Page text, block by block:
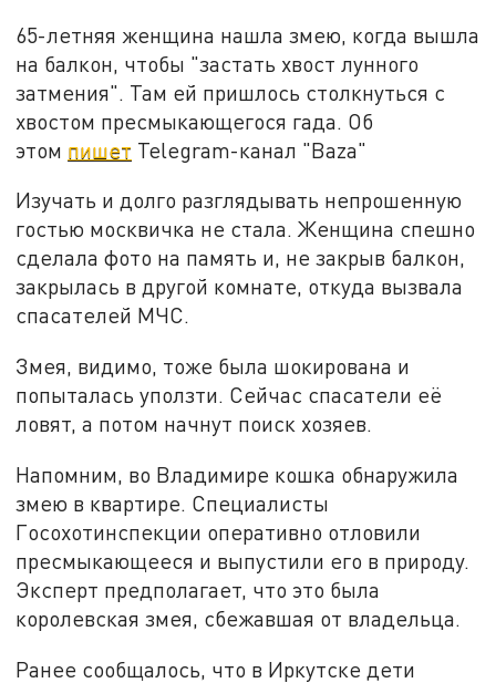
65-летняя женщина нашла змею, когда вышла
на балкон, чтобы "застать хвост лунного
затмения". Там ей пришлось столкнуться с
хвостом пресмыкающегося гада. Об
этом пишет Telegram-канал "Baza"
Изучать и долго разглядывать непрошенную
гостью москвичка не стала. Женщина спешно
сделала фото на память и, не закрыв балкон,
закрылась в другой комнате, откуда вызвала
спасателей МЧС.
Змея, видимо, тоже была шокирована и
попыталась уползти. Сейчас спасатели её
ловят, а потом начнут поиск хозяев.
Напомним, во Владимире кошка обнаружила
змею в квартире. Специалисты
Госохотинспекции оперативно отловили
пресмыкающееся и выпустили его в природу.
Эксперт предполагает, что это была
королевская змея, сбежавшая от владельца.
Ранее сообщалось, что в Иркутске дети